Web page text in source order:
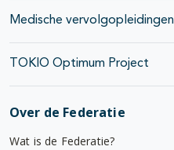
Medische vervolgopleidingen
TOKIO Optimum Project
Over de Federatie
Wat is de Federatie?